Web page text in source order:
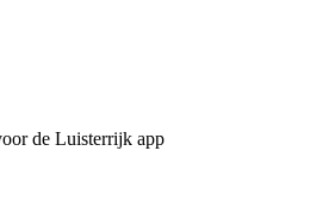
de Luisterrijk app